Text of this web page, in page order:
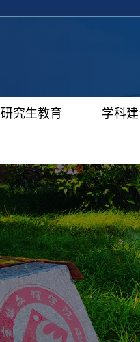
研究生教育 学科